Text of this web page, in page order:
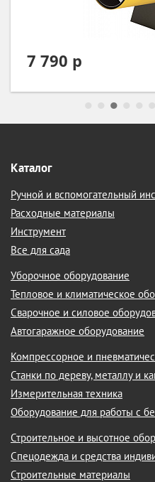
7 790 р
Каталог
Ручной и вспомогательный
Расходные материалы
Инструмент
Все для сада
Уборочное оборудование
Тепловое и климатическое
Сварочное и силовое
Автогаражное оборудование
Компрессорное и
Станки по дереву, металлу и
Измерительная техника
Оборудование для работы с
Строительное и высотное
Спецодежда и средства
Строительные материалы